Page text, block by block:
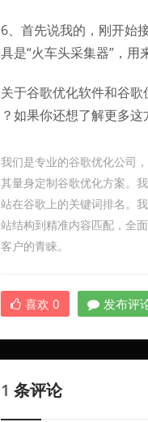
6、首先说我的，刚开始
具是“火车头采集器”，用
关于谷歌优化软件和谷
？如果你还想了解更多这
我们是专业的谷歌优化公司
其量身定制谷歌优化方案。
站在谷歌上的关键词排名。
站结构到精准内容匹配，全
客户的青睐。
喜欢 0 发布评
1 条评论